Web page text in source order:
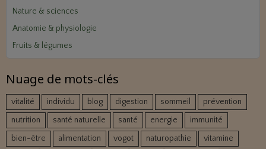
Nature & sciences
Anatomie & physiologie
Fruits & légumes
Nuage de mots-clés
vitalité individu blog digestion sommeil
prévention
nutrition
santé naturelle santé energie
immunité
bien-être
alimentation vogot naturopathie
vitamine